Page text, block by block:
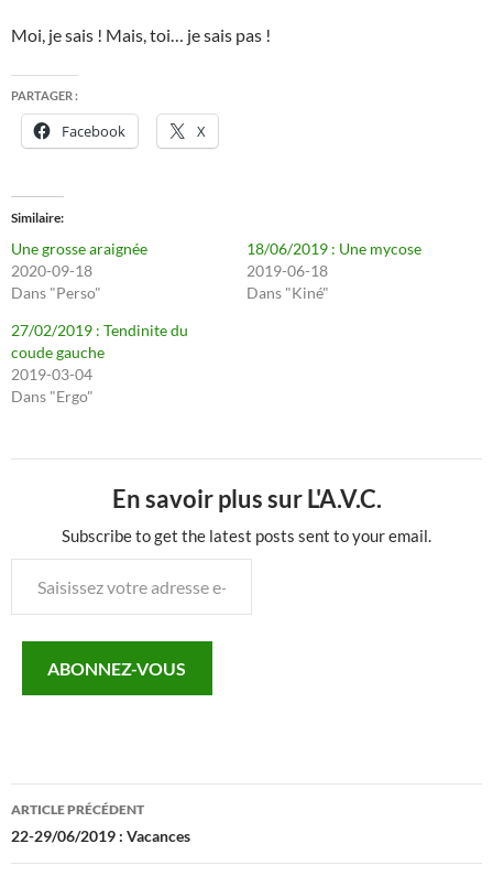
Moi, je sais ! Mais, toi… je sais pas !
PARTAGER :
Facebook X
Similaire
Une grosse araignée
2020-09-18
Dans "Perso"
18/06/2019 : Une mycose
2019-06-18
Dans "Kiné"
27/02/2019 : Tendinite du
coude gauche
2019-03-04
Dans "Ergo"
En savoir plus sur L'A.V.C.
Subscribe to get the latest posts sent to your email.
votre
mail…ABONNEZ-VOUS
Navigation
des
ARTICLE PRÉCÉDENT
22-29/06/2019 : Vacances